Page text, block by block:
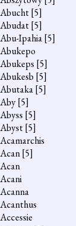
Abucht[5]
Abudat[5]
Abu-Ipahia[5]
Abukepo
Abukeps [5]
Abukesb [5]
Abutaka[5]
Aby[5]
Abyss [5]
Abyst[5]
Acamarchis
Acan[5]
Acan
Acani
Acanna
Acanthus
Accessie